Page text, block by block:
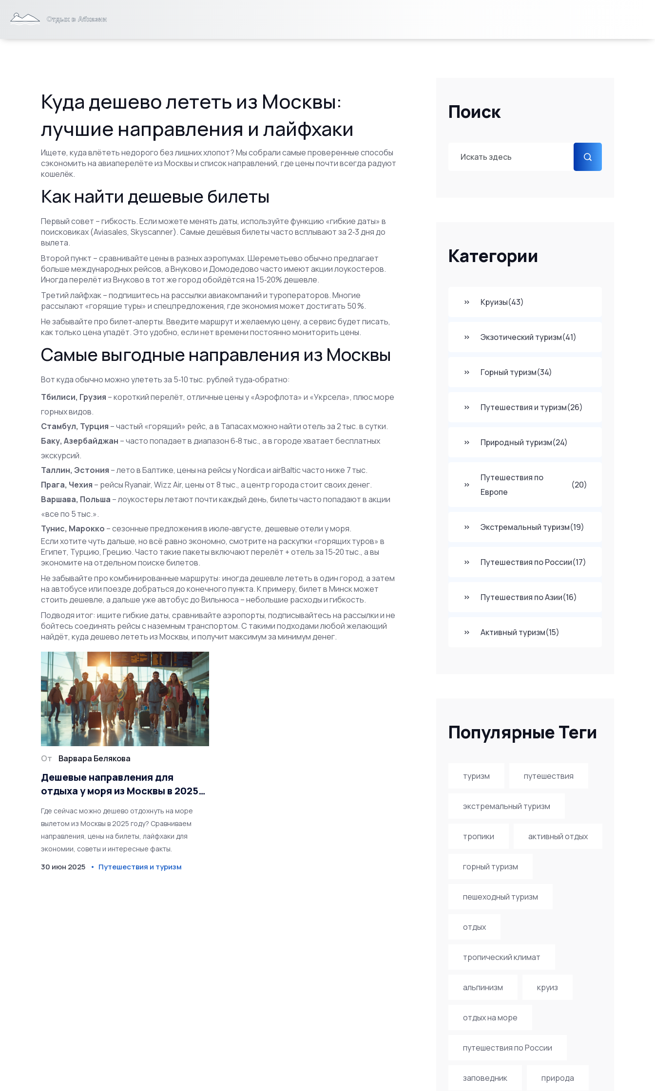
Поиск
Категории
Круизы(43)
Экзотический туризм(41)
Горный туризм(34)
Путешествия и туризм(26)
Природный туризм(24)
Путешествия по
Европе
(20)
Экстремальный туризм(19)
Путешествия по России(17)
Путешествия по Азии(16)
Активный туризм(15)
Популярные Теги
туризм путешествия
экстремальный туризм
тропики активный отдых
горный туризм
пешеходный туризм
отдых
тропический климат
альпинизм круиз
отдых на море
путешествия по России
заповедник природа
Куда дешево лететь из Москвы:
лучшие направления и лайфхаки
Ищете, куда влётеть недорого без лишних хлопот? Мы собрали самые проверенные способы
сэкономить на авиаперелёте из Москвы и список направлений, где цены почти всегда радуют
кошелёк.
Как найти дешевые билеты
Первый совет – гибкость. Если можете менять даты, используйте функцию «гибкие даты» в
поисковиках (Aviasales, Skyscanner). Самые дешёвыя билеты часто всплывают за 2‑3 дня до
вылета.
Второй пункт – сравнивайте цены в разных аэропумах. Шереметьево обычно предлагает
больше международных рейсов, а Внуково и Домодедово часто имеют акции лоукостеров.
Иногда перелёт из Внуково в тот же город обойдётся на 15‑20% дешевле.
Третий лайфхак – подпишитесь на рассылки авиакомпаний и туроператоров. Многие
рассылают «горящие туры» и спецпредложения, где экономия может достигать 50 %.
Не забывайте про билет‑алерты. Введите маршрут и желаемую цену, а сервис будет писать,
как только цена упадёт. Это удобно, если нет времени постоянно мониторить цены.
Самые выгодные направления из Москвы
Вот куда обычно можно улететь за 5‑10 тыс. рублей туда‑обратно:
Тбилиси, Грузия – короткий перелёт, отличные цены у «Аэрофлота» и «Укрсела», плюс море
горных видов.
Стамбул, Турция – частый «горящий» рейс, а в Тапасах можно найти отель за 2 тыс. в сутки.
Баку, Азербайджан – часто попадает в диапазон 6‑8 тыс., а в городе хватает бесплатных
экскурсий.
Таллин, Эстония – лето в Балтике, цены на рейсы у Nordica и airBaltic часто ниже 7 тыс.
Прага, Чехия – рейсы Ryanair, Wizz Air, цены от 8 тыс., а центр города стоит своих денег.
Варшава, Польша – лоукостеры летают почти каждый день, билеты часто попадают в акции
«все по 5 тыс.».
Тунис, Марокко – сезонные предложения в июле‑августе, дешевые отели у моря.
Если хотите чуть дальше, но всё равно экономно, смотрите на раскупки «горящих туров» в
Египет, Турцию, Грецию. Часто такие пакеты включают перелёт + отель за 15‑20 тыс., а вы
экономите на отдельном поиске билетов.
Не забывайте про комбинированные маршруты: иногда дешевле лететь в один город, а затем
на автобусе или поезде добраться до конечного пункта. К примеру, билет в Минск может
стоить дешевле, а дальше уже автобус до Вильнюса – небольшие расходы и гибкость.
Подводя итог: ищите гибкие даты, сравнивайте аэропорты, подписывайтесь на рассылки и не
бойтесь соединять рейсы с наземным транспортом. С такими подходами любой желающий
найдёт, куда дешево лететь из Москвы, и получит максимум за минимум денег.
От Варвара Белякова
Дешевые направления для
отдыха у моря из Москвы в 2025
Где сейчас можно дешево отдохнуть на море
вылетом из Москвы в 2025 году? Сравниваем
направления, цены на билеты, лайфхаки для
экономии, советы и интересные факты.
30 июн 2025 Путешествия и туризм